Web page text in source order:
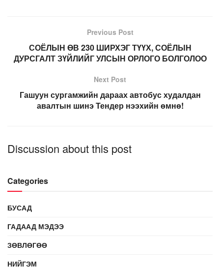
Previous Post
СОЁЛЫН ӨВ 230 ШИРХЭГ ТҮҮХ, СОЁЛЫН
ДУРСГАЛТ ЗҮЙЛИЙГ УЛСЫН ОРЛОГО БОЛГОЛОО
Next Post
Гашуун сургамжийн дараах автобус худалдан
авалтын шинэ Тендер нээхийн өмнө!
Discussion about this post
Categories
БУСАД
ГАДААД МЭДЭЭ
ЗӨВЛӨГӨӨ
НИЙГЭМ